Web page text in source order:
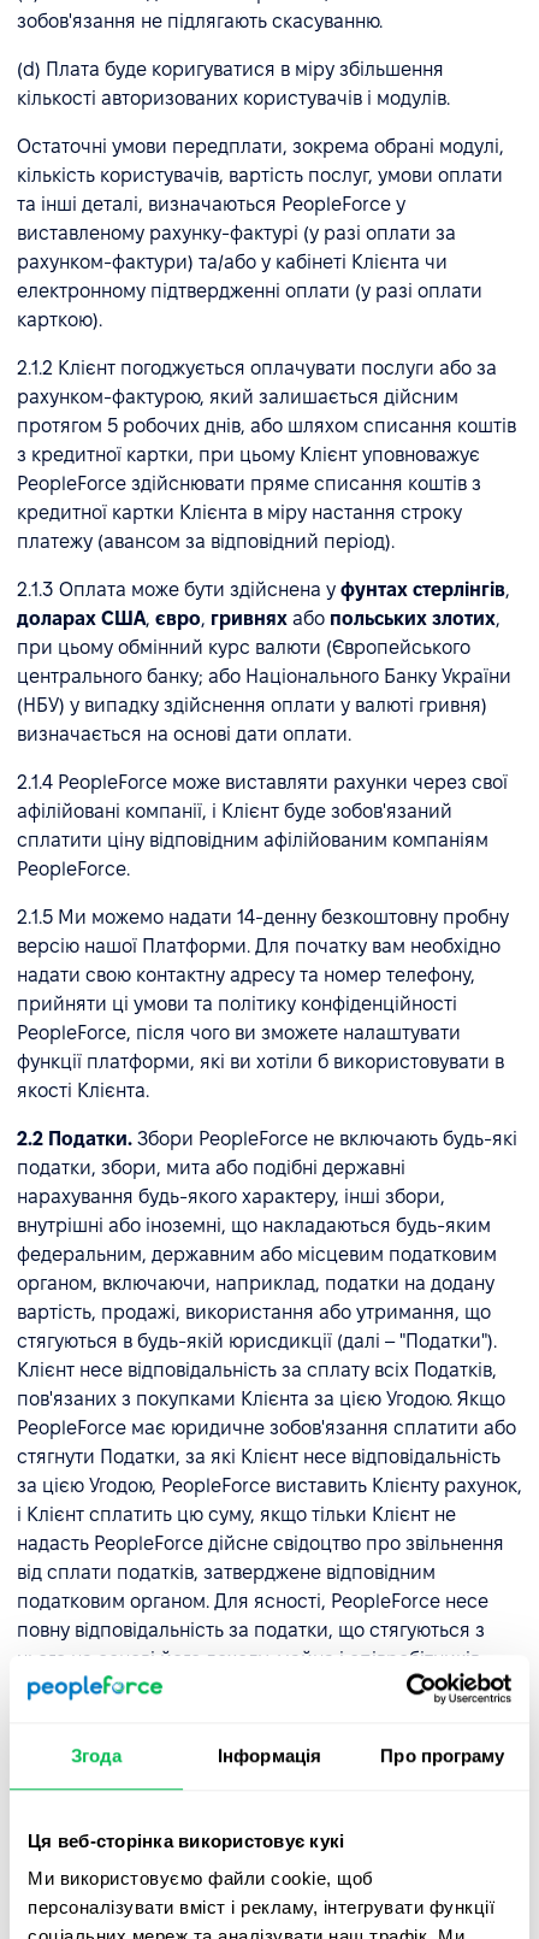
Згода Інформація Про програму
Ця веб-сторінка використовує кукі
Ми використовуємо файли cookie, щоб
персоналізувати вміст і рекламу, інтегрувати функції
зобов'язання не підлягають скасуванню.
(d) Плата буде коригуватися в міру збільшення
кількості авторизованих користувачів і модулів.
Остаточні умови передплати, зокрема обрані модулі,
кількість користувачів, вартість послуг, умови оплати
та інші деталі, визначаються PeopleForce у
виставленому рахунку-фактурі (у разі оплати за
рахунком-фактури) та/або у кабінеті Клієнта чи
електронному підтвердженні оплати (у разі оплати
карткою).
2.1.2 Клієнт погоджується оплачувати послуги або за
рахунком-фактурою, який залишається дійсним
протягом 5 робочих днів, або шляхом списання коштів
з кредитної картки, при цьому Клієнт уповноважує
PeopleForce здійснювати пряме списання коштів з
кредитної картки Клієнта в міру настання строку
платежу (авансом за відповідний період).
2.1.3 Оплата може бути здійснена у фунтах стерлінгів,
доларах США, євро, гривнях або польських злотих,
при цьому обмінний курс валюти (Європейського
центрального банку; або Національного Банку України
(НБУ) у випадку здійснення оплати у валюті гривня)
визначається на основі дати оплати.
2.1.4 PeopleForce може виставляти рахунки через свої
афілійовані компанії, і Клієнт буде зобов'язаний
сплатити ціну відповідним афілійованим компаніям
PeopleForce.
2.1.5 Ми можемо надати 14-денну безкоштовну пробну
версію нашої Платформи. Для початку вам необхідно
надати свою контактну адресу та номер телефону,
прийняти ці умови та політику конфіденційності
PeopleForce, після чого ви зможете налаштувати
функції платформи, які ви хотіли б використовувати в
якості Клієнта.
2.2 Податки. Збори PeopleForce не включають будь-які
податки, збори, мита або подібні державні
нарахування будь-якого характеру, інші збори,
внутрішні або іноземні, що накладаються будь-яким
федеральним, державним або місцевим податковим
органом, включаючи, наприклад, податки на додану
вартість, продажі, використання або утримання, що
стягуються в будь-якій юрисдикції (далі – "Податки").
Клієнт несе відповідальність за сплату всіх Податків,
пов'язаних з покупками Клієнта за цією Угодою. Якщо
PeopleForce має юридичне зобов'язання сплатити або
стягнути Податки, за які Клієнт несе відповідальність
за цією Угодою, PeopleForce виставить Клієнту рахунок,
і Клієнт сплатить цю суму, якщо тільки Клієнт не
надасть PeopleForce дійсне свідоцтво про звільнення
від сплати податків, затверджене відповідним
податковим органом. Для ясності, PeopleForce несе
повну відповідальність за податки, що стягуються з
нього на основі його доходу, майна і співробітників.
2.3 Затримка платежів.
Якщо оплата не була отримана
впливаючи на будь-які інші права та засоби правового
захисту, доступні PeopleForce за цією Угодою,
перед Клієнтом: (i) тимчасово призупинити доступ до
платформи, окремих модулів або всієї платформи, (ii)
PeopleForce не буде зобов'язаний надавати будь-які